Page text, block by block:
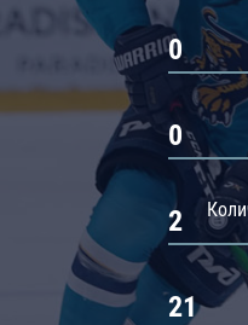
Драконы
0
0
2
21